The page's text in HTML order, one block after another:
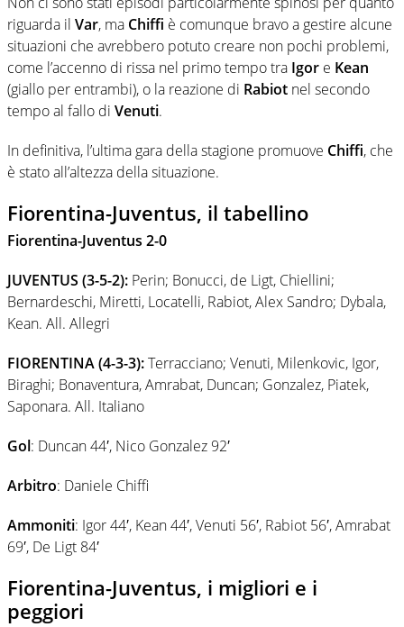
riguarda il Var, ma Chiffi è comunque bravo a gestire alcune
situazioni che avrebbero potuto creare non pochi problemi,
come l’accenno di rissa nel primo tempo tra Igor e Kean
(giallo per entrambi), o la reazione di Rabiot nel secondo
tempo al fallo di Venuti.
In definitiva, l’ultima gara della stagione promuove Chiffi, che
è stato all’altezza della situazione.
Fiorentina-Juventus, il tabellino
Fiorentina-Juventus 2-0
JUVENTUS (3-5-2): Perin; Bonucci, de Ligt, Chiellini;
Bernardeschi, Miretti, Locatelli, Rabiot, Alex Sandro; Dybala,
Kean. All. Allegri
FIORENTINA (4-3-3):Terracciano; Venuti, Milenkovic, Igor,
Biraghi; Bonaventura, Amrabat, Duncan; Gonzalez, Piatek,
Saponara. All. Italiano
Gol: Duncan 44′, Nico Gonzalez 92′
Arbitro: Daniele Chiffi
Ammoniti: Igor 44′, Kean 44′, Venuti 56′, Rabiot 56′, Amrabat
69′, De Ligt 84′
Fiorentina-Juventus, i migliori e i
peggiori